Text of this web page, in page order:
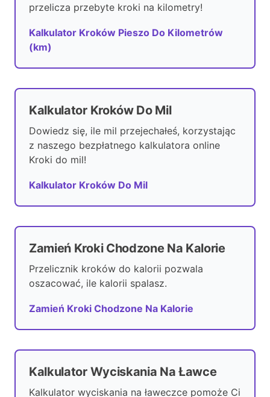
przelicza przebyte kroki na kilometry!
Kalkulator Kroków Pieszo Do Kilometrów
(km)
Kalkulator Kroków Do Mil
Dowiedz się, ile mil przejechałeś, korzystając
z naszego bezpłatnego kalkulatora online
Kroki do mil!
Kalkulator Kroków Do Mil
Zamień Kroki Chodzone Na Kalorie
Przelicznik kroków do kalorii pozwala
oszacować, ile kalorii spalasz.
Zamień Kroki Chodzone Na Kalorie
Kalkulator Wyciskania Na Ławce
Kalkulator wyciskania na ławeczce pomoże Ci